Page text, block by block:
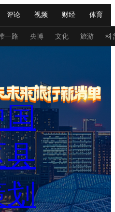
评论 视频 财经 体育
领导人 央视快评 习式妙语
单 听音 微视频 主持人
Монгол
一路 央博 文化 旅游 科
论 经济 军事 科技
热解读 天天学习 习式妙语
播 直播中国 熊猫频道
看 蓝海中国 新兵请入列
年世界杯 2026年冬奥会
道 生活体育大会 体育江湖
国
县
划